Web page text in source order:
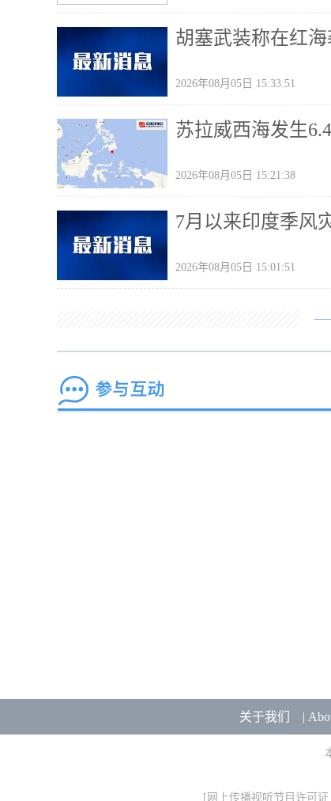
胡塞武装称在红
2026年08月05日 15:33:51
苏拉威西海发生
2026年08月05日 15:21:38
7月以来印度季风
2026年08月05日 15:01:51
关于我们 |
[ 网上传播视听节目许可证